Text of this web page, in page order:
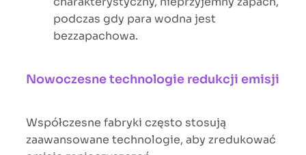
podczas gdy para wodna jest
bezzapachowa.
Nowoczesne technologie redukcji emisji
Współczesne fabryki często stosują
zaawansowane technologie, aby zredukować